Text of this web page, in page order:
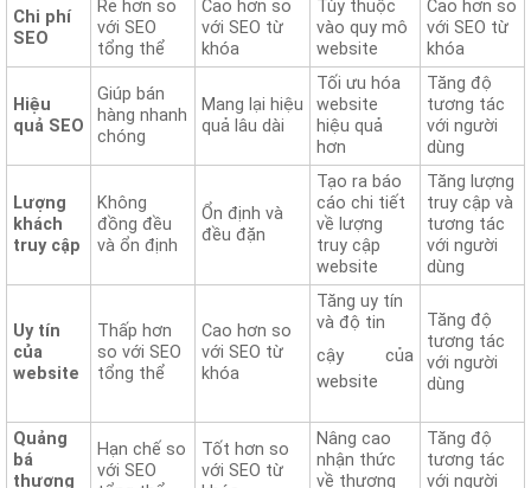
Chi phí
SEO
Rẻ hơn so
với SEO
tổng thể
Cao hơn so
với SEO từ
khóa
Tùy thuộc
vào quy mô
website
Cao hơn so
với SEO từ
khóa
Hiệu
quả SEO
Giúp bán
hàng nhanh
chóng
Mang lại hiệu
quả lâu dài
Tối ưu hóa
website
hiệu quả
hơn
Tăng độ
tương tác
với người
dùng
Lượng
khách
truy cập
Không
đồng đều
và ổn định
Ổn định và
đều đặn
Tạo ra báo
cáo chi tiết
về lượng
truy cập
website
Tăng lượng
truy cập và
tương tác
với người
dùng
Uy tín
của
website
Thấp hơn
so với SEO
tổng thể
Cao hơn so
với SEO từ
khóa
Tăng uy tín
và độ tin
cậy của
website
Tăng độ
tương tác
với người
dùng
Quảng
bá
thương
Hạn chế so
với SEO
Tốt hơn so
với SEO từ
Nâng cao
nhận thức
về thương
Tăng độ
tương tác
với người